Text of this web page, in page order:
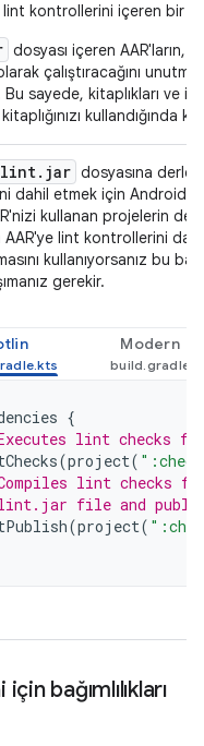
kontrollerini içeren bir
dosyası içeren AAR'ların,
çalıştıracağını
sayede, kitaplıkları ve
kullandığında
lint. jar dosyasına
dahil etmek için Android
kullanan projelerin de
AAR'ye lint kontrollerini
kullanıyorsanız bu
gerekir.
Modern
{
lint checks
(project(
lint checks
file and
(project(
bağımlılıkları